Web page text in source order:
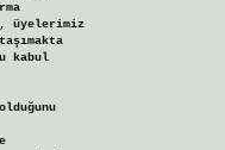
üyelerimiz
kabul